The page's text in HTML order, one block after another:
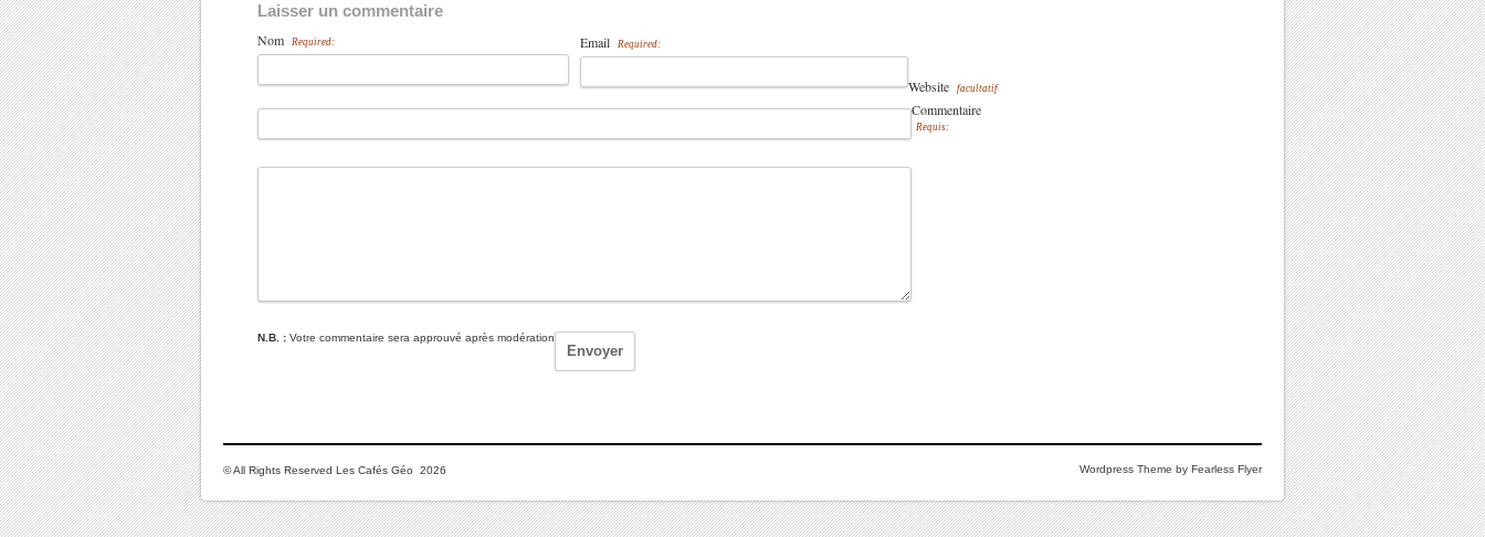
Laisser un commentaire
Nom Required: Email Required:
Website facultatif
Commentaire
Requis:
N.B. : Votre commentaire sera approuvé après modération
© All Rights Reserved Les Cafés Géo 2026 Wordpress Theme by Fearless Flyer